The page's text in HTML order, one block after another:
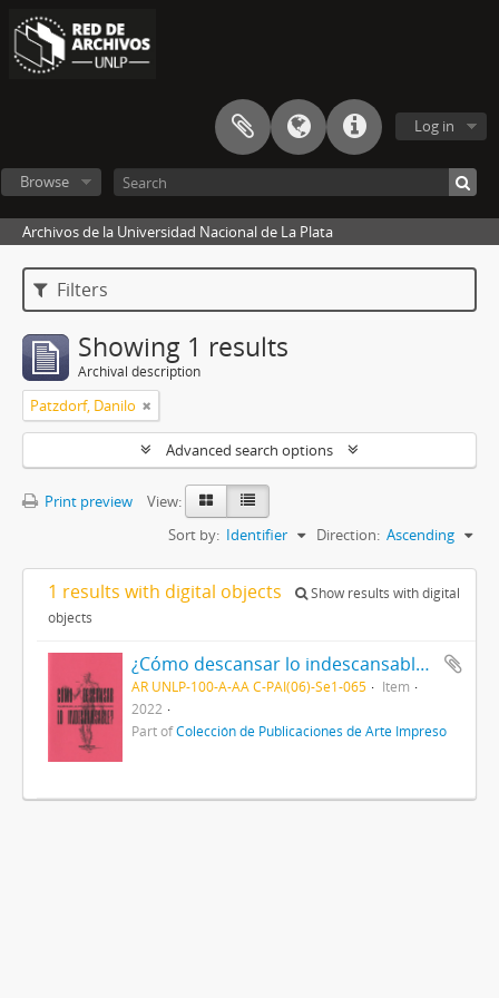
Log in
Browse
Archivos de la Universidad Nacional de La Plata
Filters
Showing 1 results
Archival description
Patzdorf, Danilo
Advanced search options
Print preview
View:
Sort by: Identifier Direction: Ascending
1 results with digital objects
Show results with digital
objects
¿Cómo descansar lo indescansable? - Pequeño manual de autocuidados para cuerpos cansados
AR UNLP-100-A-AA C-PAI(06)-Se1-065
Item
2022
Part ofColección de Publicaciones de Arte Impreso